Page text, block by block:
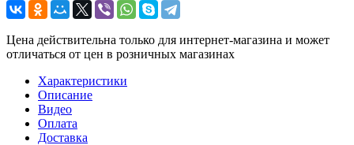
Цена действительна только для интернет-магазина и может
отличаться от цен в розничных магазинах
Характеристики
Описание
Видео
Оплата
Доставка